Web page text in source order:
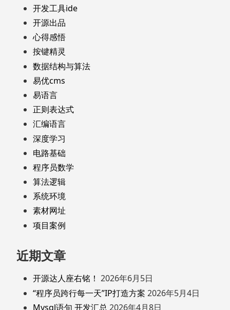
开发工具ide
开源出品
心得感悟
按键精灵
数据结构与算法
易优cms
易语言
正则表达式
汇编语言
深度学习
电路基础
程序员数学
算法逻辑
系统环境
素材网址
项目案例
近期文章
开源达人座右铭！ 2026年6月5日
“程序员跨行每一天”IP打造方案 2026年5月4日
Mysql语句 开发汇总 2026年4月8日